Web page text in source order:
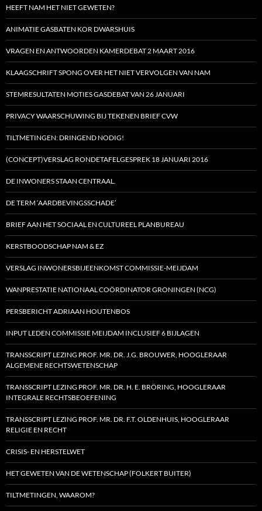
HEEFT NAM HET NIET GEWETEN?
ANIMATIE GASBATEN KOR DWARSHUIS
VRAGEN EN ANTWOORDEN KAMERDEBAT 2 MAART 2016
KLAAGSCHRIFT SPONG OVER HET NIET VERVOLGEN VAN NAM
STEMRESULTATEN MOTIES GASDEBAT VAN 26 JANUARI
PRIVACY WAARSCHUWING BIJ TEKENEN BRIEF CVW
TILTMETINGEN: DRINGEND NODIG!
(CONCEPT)VERSLAG RONDETAFELGESPREK 18 JANUARI 2016
DE INWONERS STAAN CENTRAAL.
DE TERM ‘AARDBEVINGSSCHADE’
BRIEF AAN HET SOCIAAL EN CULTUREEL PLANBUREAU
KERSTBOODSCHAP NAM & EZ
VERSLAG INWONERSBIJEENKOMST COMMISSIE-MEIJDAM
WANPRESTATIE NATIONAAL COÖRDINATOR GRONINGEN (NCG)
PERSBERICHT ADRIAAN HOUTENBOS
INPUT LEDEN COMMISSIE MEIJDAM INCLUSIEF 6 BIJLAGEN
TRANSSCRIPT LEZING PROF. MR. DR. J.G. BROUWER, HOOGLERAAR
ALGEMENE RECHTSWETENSCHAP
TRANSSCRIPT LEZING PROF. MR. DR. H. E. BRÖRING, HOOGLERAAR
INTEGRALE RECHTSBEOEFENING
TRANSSCRIPT LEZING PROF. MR. DR. F.T. OLDENHUIS, HOOGLERAAR
RELIGIE EN RECHT
CRISIS- EN HERSTELWET
HET GEWETEN VAN DE WETENSCHAP (FOLKERT BUITER)
TILTMETINGEN, WAAROM?